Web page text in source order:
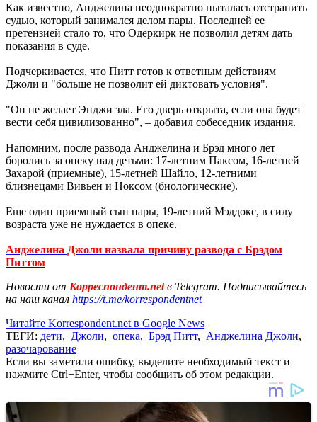
Как известно, Анджелина неоднократно пыталась отстранить
судью, который занимался делом пары. Последней ее
претензией стало то, что Одеркирк не позволил детям дать
показания в суде.
Подчеркивается, что Питт готов к ответным действиям
Джоли и "больше не позволит ей диктовать условия".
"Он не желает Энджи зла. Его дверь открыта, если она будет
вести себя цивилизованно", – добавил собеседник издания.
Напомним, после развода Анджелина и Брэд много лет
боролись за опеку над детьми: 17-летним Паксом, 16-летней
Захарой (приемные), 15-летней Шайло, 12-летними
близнецами Вивьен и Ноксом (биологические).
Еще один приемный сын пары, 19-летний Мэддокс, в силу
возраста уже не нуждается в опеке.
Анджелина Джоли назвала причину развода с Брэдом
Питтом
Новости от Корреспондент.netв Telegram. Подписывайтесь
на наш канал https://t.me/korrespondentnet
Читайте Korrespondent.net в Google News
ТЕГИ: дети, Джоли, опека, Брэд Питт, Анджелина Джоли,
разочарование
Если вы заметили ошибку, выделите необходимый текст и
нажмите Ctrl+Enter, чтобы сообщить об этом редакции.